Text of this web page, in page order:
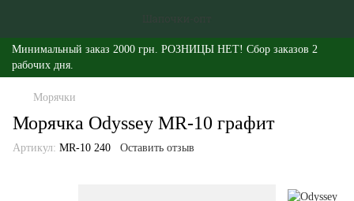
Минимальный заказ 2000 грн. РОЗНИЦЫ НЕТ! Сбор заказов 2
рабочих дня.
Морячки
Морячка Odyssey MR-10 графит
Артикул: MR-10 240 Оставить отзыв